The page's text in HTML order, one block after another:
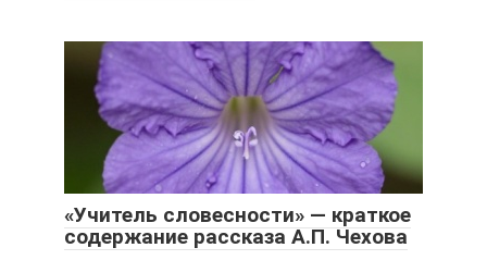
«Учитель словесности» — краткое
содержание рассказа А.П. Чехова